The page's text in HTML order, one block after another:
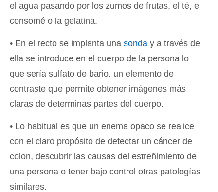
el agua pasando por los zumos de frutas, el té, el
consomé o la gelatina.
• En el recto se implanta una sonda y a través de
ella se introduce en el cuerpo de la persona lo
que sería sulfato de bario, un elemento de
contraste que permite obtener imágenes más
claras de determinas partes del cuerpo.
• Lo habitual es que un enema opaco se realice
con el claro propósito de detectar un cáncer de
colon, descubrir las causas del estreñimiento de
una persona o tener bajo control otras patologías
similares.